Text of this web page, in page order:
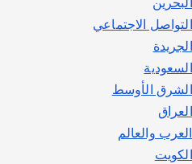
التواصل الاجتماعي
الجريدة
السعودية
الشرق الأوسط
العراق
العرب والعالم
الكويت